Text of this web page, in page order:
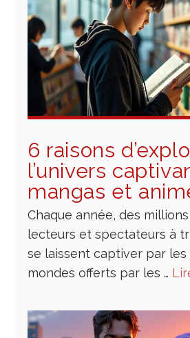
6 raisons
l’univers
mangas et
Chaque année, des
lecteurs et spectateurs à
se laissent captiver par
mondes offerts par les …